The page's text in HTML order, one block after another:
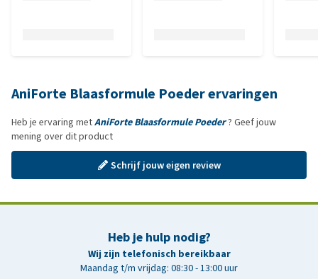
AniForte Blaasformule Poeder ervaringen
Heb je ervaring metAniForte Blaasformule Poeder? Geef jouw
mening over dit product
Schrijf jouw eigen review
Heb je hulp nodig?
Wij zijn telefonisch bereikbaar
Maandag t/m vrijdag: 08:30 - 13:00 uur